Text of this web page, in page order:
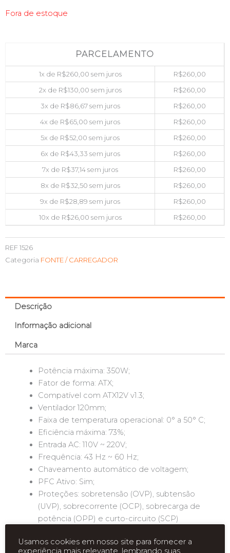
Fora de estoque
PARCELAMENTO
1x de R$260,00 sem juros R$260,00
2x de R$130,00 sem juros R$260,00
3x de R$86,67sem juros R$260,00
4x de R$65,00 sem juros R$260,00
5x de R$52,00 sem juros R$260,00
6x de R$43,33 sem juros R$260,00
7x de R$37,14sem juros R$260,00
8x de R$32,50 sem juros R$260,00
9x de R$28,89 sem juros R$260,00
10x de R$26,00 sem juros R$260,00
REF1526
Categoria FONTE / CARREGADOR
Descrição
Informação adicional
Marca
Potência máxima: 350W;
Fator de forma: ATX;
Compatível com ATX12V v1.3;
Ventilador 120mm;
Faixa de temperatura operacional: 0° a 50° C;
Eficiência máxima: 73%;
Entrada AC: 110V ~ 220V;
Frequência: 43 Hz ~ 60 Hz;
Chaveamento automático de voltagem;
PFC Ativo: Sim;
Proteções: sobretensão (OVP), subtensão
(UVP), sobrecorrente (OCP), sobrecarga de
potência (OPP) e curto-circuito (SCP)
Placa-mãe (ATX 20+4 Pinos): XXXmm;
Usamos cookies em nosso site para fornecer a
experiência mais relevante, lembrando suas